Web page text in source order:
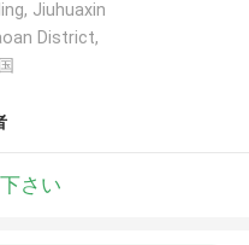
Jiuhuaxin
District,
さい